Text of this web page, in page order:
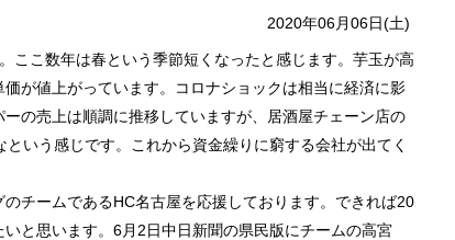
2020年06月06日(土)
ここ数年は春という季節短くなったと感じます。芋玉が高
が値上がっています。コロナショックは相当に経済に影
の売上は順調に推移していますが、居酒屋チェーン店の
いう感じです。これから資金繰りに窮する会社が出てく
チームであるHC名古屋を応援しております。できれば20
と思います。6月2日中日新聞の県民版にチームの高宮